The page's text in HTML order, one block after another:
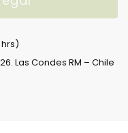
Las Condes RM – Chile